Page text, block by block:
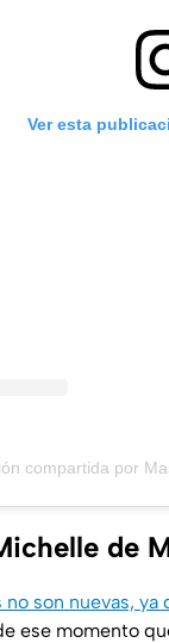
Ver esta
compartida por
de
son nuevas,
ese momento